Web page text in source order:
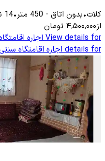
کلات•بدون اتاق -
450 متر•
14
از۴٬۵۰۰٬۰۰۰ تومان
View details for اجاره
details for اجاره اقامتگاه